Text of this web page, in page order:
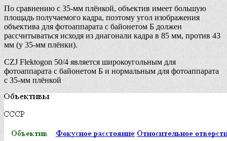
По сравнению с 35-мм плёнкой, объектив имеет большую
площадь получаемого кадра, поэтому угол изображения
объектива для фотоаппарата с байонетом Б должен
рассчитываться исходя из диагонали кадра в 85 мм, против 43
мм (у 35-мм плёнки).
CZJ Flektogon 50/4 является широкоугольным для
фотоаппарата с байонетом Б и нормальным для фотоаппарата
с 35-мм плёнкой